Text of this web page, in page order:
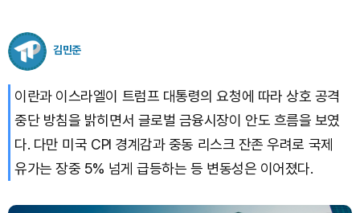
김민준
이란과 이스라엘이 트럼프 대통령의 요청에 따라 상호 공격
중단 방침을 밝히면서 글로벌 금융시장이 안도 흐름을 보였
다. 다만 미국 CPI 경계감과 중동 리스크 잔존 우려로 국제
유가는 장중 5% 넘게 급등하는 등 변동성은 이어졌다.